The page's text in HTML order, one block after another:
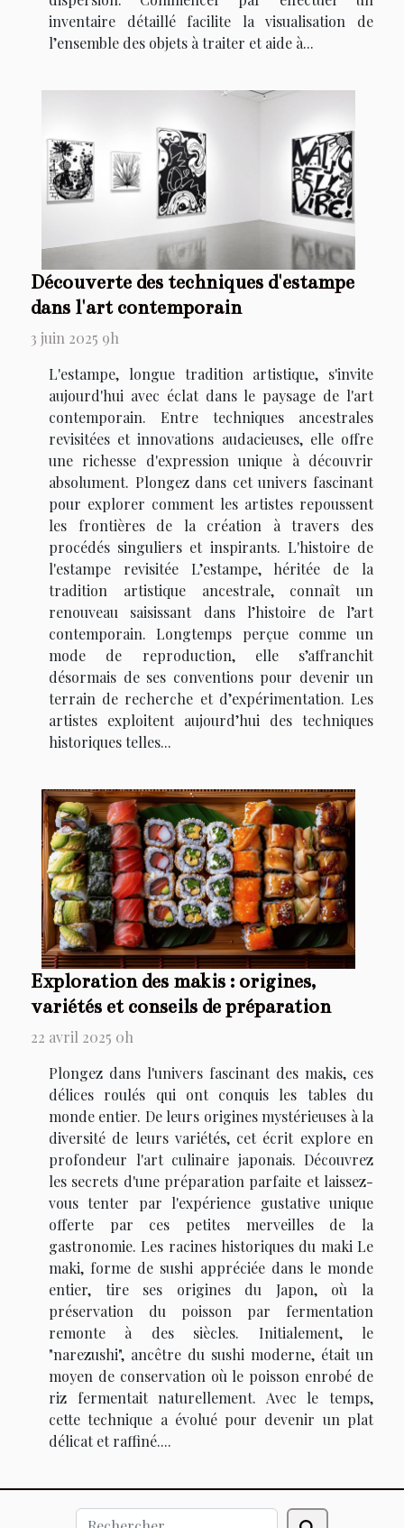
inventaire détaillé facilite la visualisation de
l’ensemble des objets à traiter et aide à...
Découverte des techniques d'estampe
dans l'art contemporain
3 juin 2025 9h
L'estampe, longue tradition artistique, s'invite
aujourd'hui avec éclat dans le paysage de l'art
contemporain. Entre techniques ancestrales
revisitées et innovations audacieuses, elle offre
une richesse d'expression unique à découvrir
absolument. Plongez dans cet univers fascinant
pour explorer comment les artistes repoussent
les frontières de la création à travers des
procédés singuliers et inspirants. L'histoire de
l'estampe revisitée L’estampe, héritée de la
tradition artistique ancestrale, connaît un
renouveau saisissant dans l’histoire de l’art
contemporain. Longtemps perçue comme un
mode de reproduction, elle s’affranchit
désormais de ses conventions pour devenir un
terrain de recherche et d’expérimentation. Les
artistes exploitent aujourd’hui des techniques
historiques telles...
Exploration des makis : origines,
variétés et conseils de préparation
22 avril 2025 0h
Plongez dans l'univers fascinant des makis, ces
délices roulés qui ont conquis les tables du
monde entier. De leurs origines mystérieuses à la
diversité de leurs variétés, cet écrit explore en
profondeur l'art culinaire japonais. Découvrez
les secrets d'une préparation parfaite et laissez-
vous tenter par l'expérience gustative unique
offerte par ces petites merveilles de la
gastronomie. Les racines historiques du maki Le
maki, forme de sushi appréciée dans le monde
entier, tire ses origines du Japon, où la
préservation du poisson par fermentation
remonte à des siècles. Initialement, le
"narezushi", ancêtre du sushi moderne, était un
moyen de conservation où le poisson enrobé de
riz fermentait naturellement. Avec le temps,
cette technique a évolué pour devenir un plat
délicat et raffiné....